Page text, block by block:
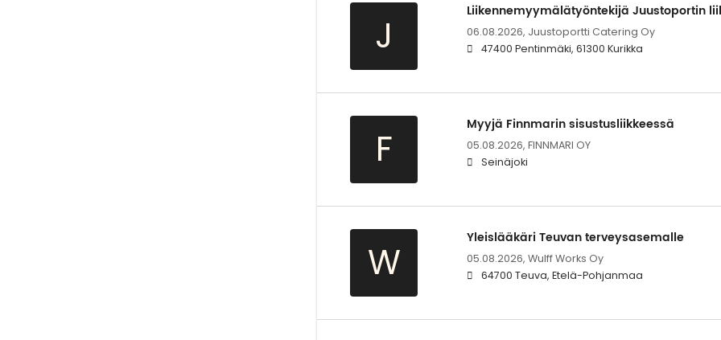
J
Liikennemyymälätyöntekijä Juustoportin
06.08.2026, Juustoportti Catering Oy
47400 Pentinmäki, 61300 Kurikka
F
Myyjä Finnmarin sisustusliikkeessä
05.08.2026, FINNMARI OY
Seinäjoki
W
Yleislääkäri Teuvan terveysasemalle
05.08.2026, Wulff Works Oy
64700 Teuva, Etelä-Pohjanmaa